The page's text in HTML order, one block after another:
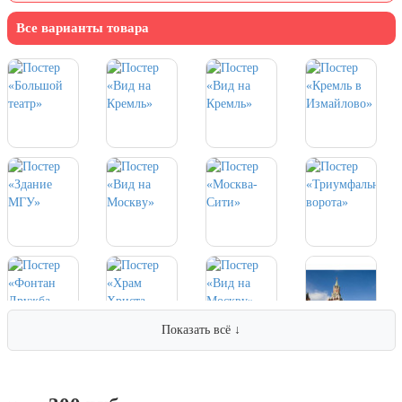
парада на Красной площади
7 ноября, День Октябрьской
революции
10 ноября, День сотрудника органов
внутренних дел РФ
19 ноября, День Ракетных Войск и
Артиллерии
5 декабря, День начала
контрнаступления советских войск
9 декабря, День Героев Отечества
Все варианты товара
Показать всё ↓